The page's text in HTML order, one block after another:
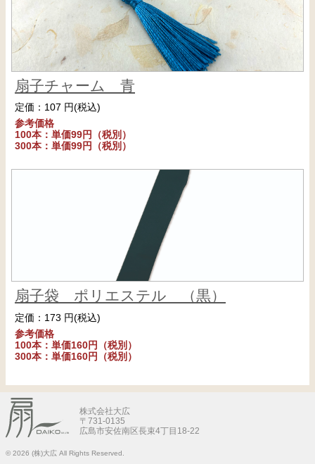
扇子チャーム 青
定価：107 円(税込)
参考価格
100本：単価99円（税別）
300本：単価99円（税別）
扇子袋 ポリエステル （黒）
定価：173 円(税込)
参考価格
100本：単価160円（税別）
300本：単価160円（税別）
株式会社大広
〒731-0135
広島市安佐南区長束4丁目18-22
© 2026 (株)大広 All Rights Reserved.